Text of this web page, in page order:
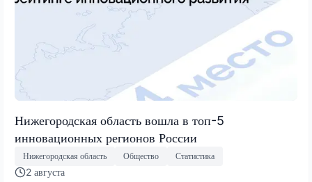
Нижегородская область вошла в топ-5
инновационных регионов России
Нижегородская область Общество Статистика
2 августа